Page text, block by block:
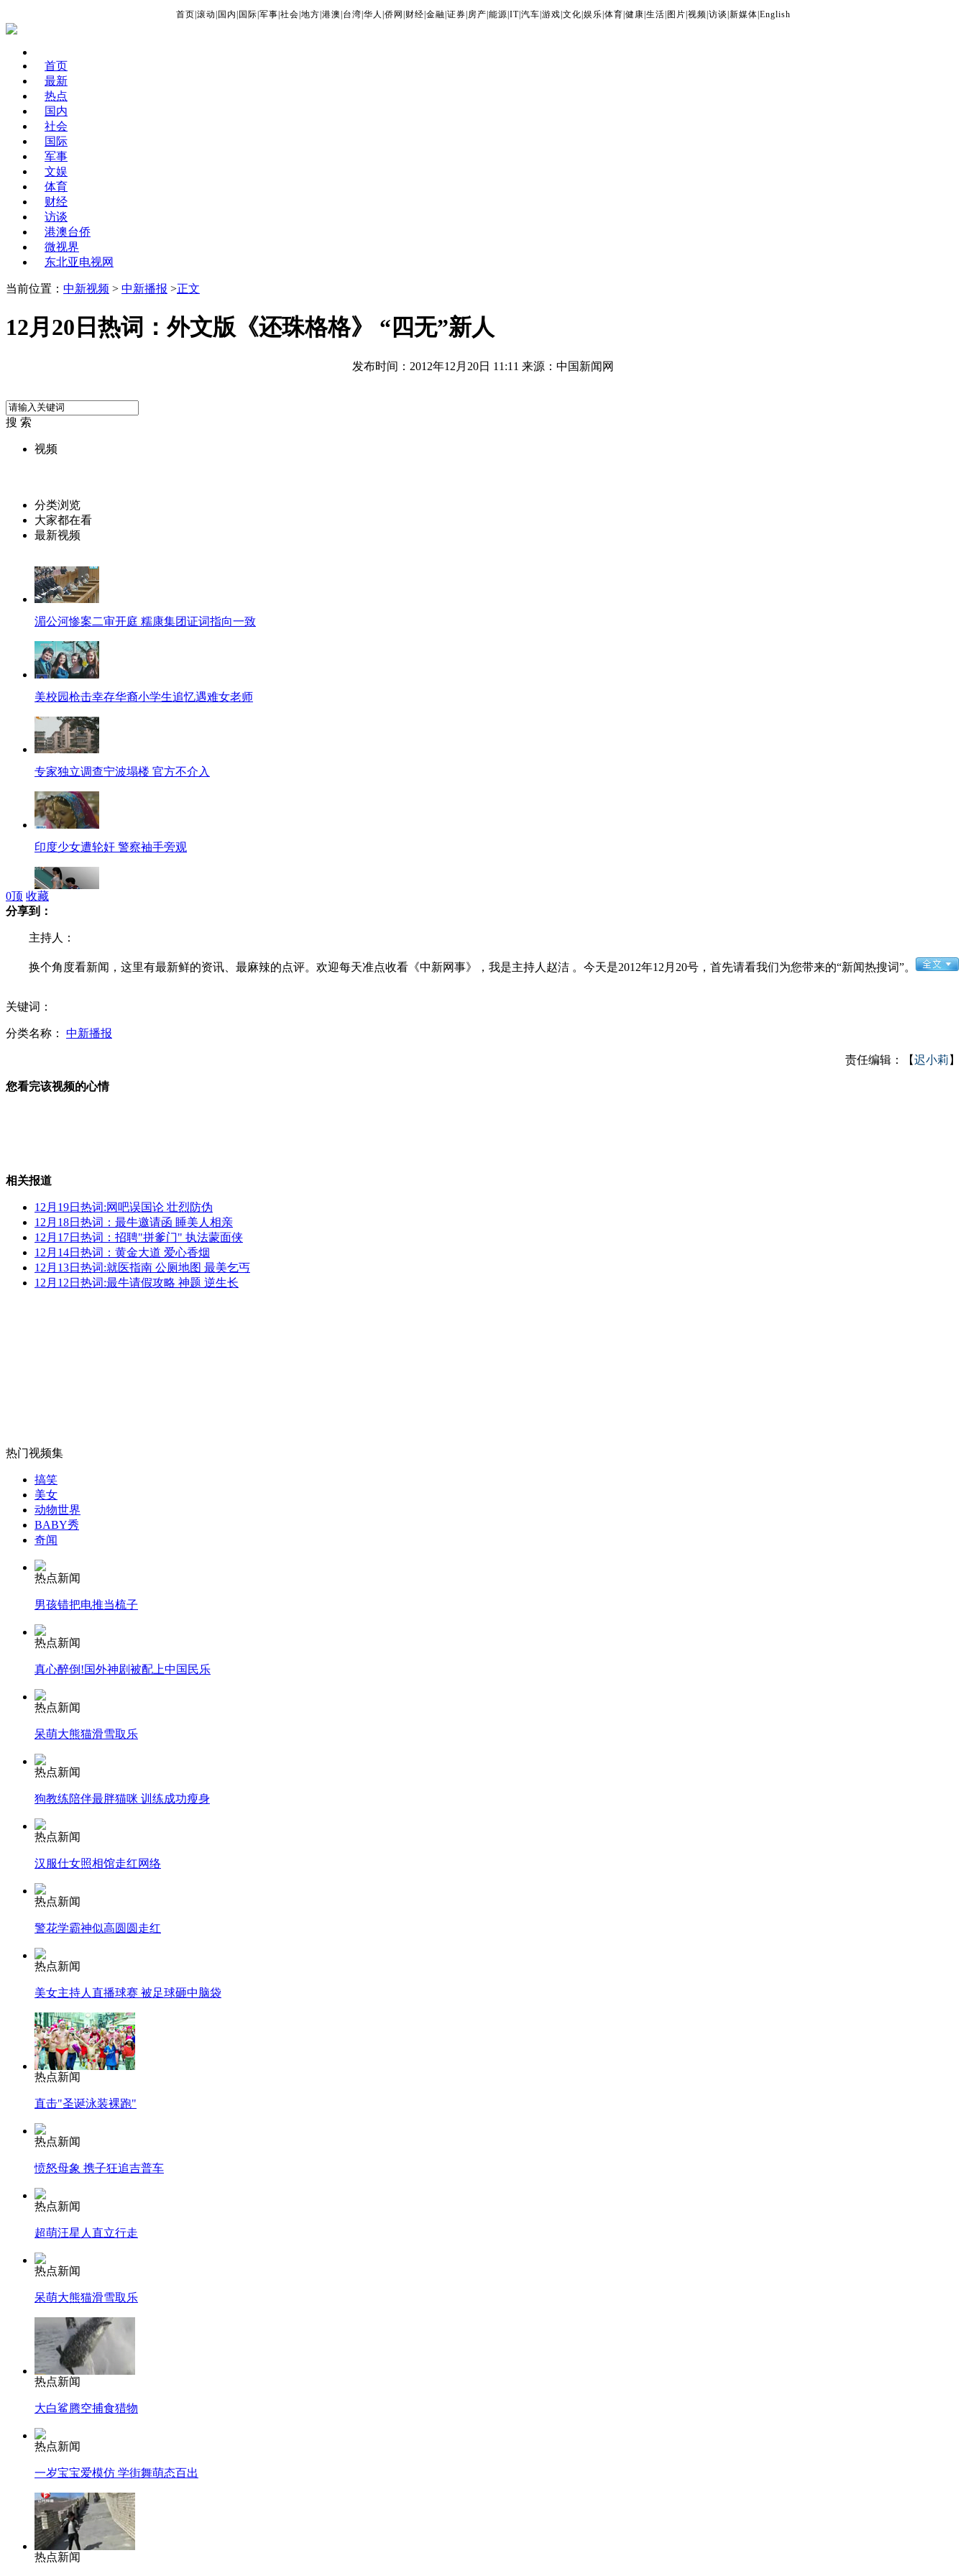
首页 滚动 国内 国际 军事 社会 地方 港澳 台湾 华人 侨网 财经 金融 证券 房产 能源 IT| 汽车 游戏 文化 娱乐 体育 健康 生活 图片 视频 访谈 新媒体 English
首页
最新
热点
国内
社会
国际
军事
文娱
体育
财经
访谈
港澳台侨
微视界
东北亚电视网
当前位置： 中新视频 > 中新播报 >正文
12月20日热词：外文版《还珠格格》 “四无”新人
发布时间：2012年12月20日 11:11 来源：中国新闻网
搜 索
视频
分类浏览
大家都在看
最新视频
湄公河惨案二审开庭 糯康集团证词指向一致
美校园枪击幸存华裔小学生追忆遇难女老师
专家独立调查宁波塌楼 官方不介入
印度少女遭轮奸 警察袖手旁观
河南光山受伤学生伤势稳定即将出院
外交部：反对强权政治霸凌主义
外交部：有关国家言论片面不公正
安徽一实载49人客车翻车
走！跟着总书记去植树
消防员救轻生者
纽约上演“枕头大战”
司机酒驾遇交警 急速倒车逃窜
0顶 收藏
分享到：
主持人：
换个角度看新闻，这里有最新鲜的资讯、最麻辣的点评。欢迎每天准点收看《中新网事》，我是主持人赵洁 。今天是2012年12月20号，首先请看我们为您带来的“新闻热搜词”。
关键词：
分类名称： 中新播报
责任编辑：【迟小莉 】
您看完该视频的心情
相关报道
12月19日热词:网吧误国论 壮烈防伪
12月18日热词：最牛邀请函 睡美人相亲
12月17日热词：招聘"拼爹门" 执法蒙面侠
12月14日热词：黄金大道 爱心香烟
12月13日热词:就医指南 公厕地图 最美乞丐
12月12日热词:最牛请假攻略 神题 逆生长
热门视频集
搞笑
美女
动物世界
BABY秀
奇闻
热点新闻
男孩错把电推当梳子
热点新闻
真心醉倒!国外神剧被配上中国民乐
热点新闻
呆萌大熊猫滑雪取乐
热点新闻
狗教练陪伴最胖猫咪 训练成功瘦身
热点新闻
汉服仕女照相馆走红网络
热点新闻
警花学霸神似高圆圆走红
热点新闻
美女主持人直播球赛 被足球砸中脑袋
热点新闻
直击"圣诞泳装裸跑"
热点新闻
愤怒母象 携子狂追吉普车
热点新闻
超萌汪星人直立行走
热点新闻
呆萌大熊猫滑雪取乐
热点新闻
大白鲨腾空捕食猎物
热点新闻
一岁宝宝爱模仿 学街舞萌态百出
热点新闻